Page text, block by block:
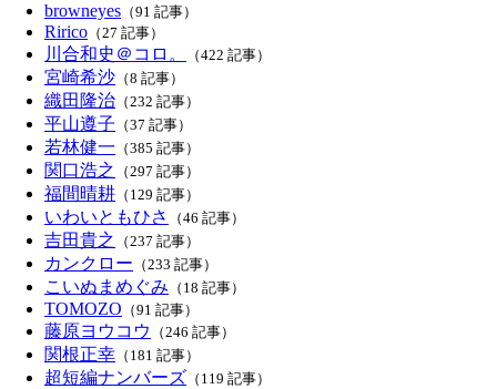
browneyes （91 記事）
Ririco （27 記事）
川合和史＠コロ。 （422 記事）
宮崎希沙 （8 記事）
織田隆治 （232 記事）
平山遵子 （37 記事）
若林健一 （385 記事）
関口浩之 （297 記事）
福間晴耕 （129 記事）
いわいともひさ （46 記事）
吉田貴之 （237 記事）
カンクロー （233 記事）
こいぬまめぐみ （18 記事）
TOMOZO （91 記事）
藤原ヨウコウ （246 記事）
関根正幸 （181 記事）
超短編ナンバーズ （119 記事）